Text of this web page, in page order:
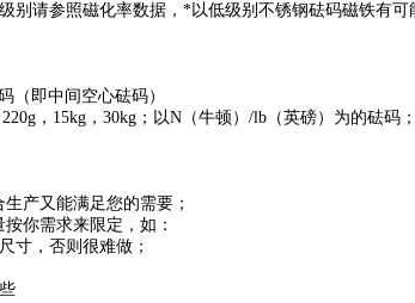
别请参照磁化率数据，*以低级别不锈钢砝码磁铁有可
（即中间空心砝码）
，15kg，30kg；以N（牛顿）/lb（英磅）为的砝码；
产又能满足您的需要；
你需求来限定，如：
寸，否则很难做；